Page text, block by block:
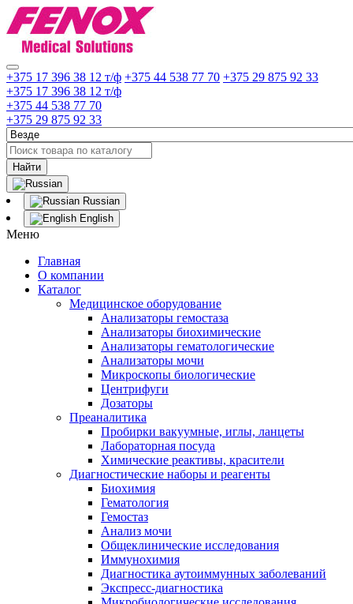
+375 17 396 38 12 т/ф +375 44 538 77 70 +375 29 875 92 33
+375 17 396 38 12 т/ф
+375 44 538 77 70
+375 29 875 92 33
Найти
Russian
English
Меню
Главная
О компании
Каталог
Медицинское оборудование
Анализаторы гемостаза
Анализаторы биохимические
Анализаторы гематологические
Анализаторы мочи
Микроскопы биологические
Центрифуги
Дозаторы
Преаналитика
Пробирки вакуумные, иглы, ланцеты
Лабораторная посуда
Химические реактивы, красители
Диагностические наборы и реагенты
Биохимия
Гематология
Гемостаз
Анализ мочи
Общеклинические исследования
Иммунохимия
Диагностика аутоиммунных заболеваний
Экспресс-диагностика